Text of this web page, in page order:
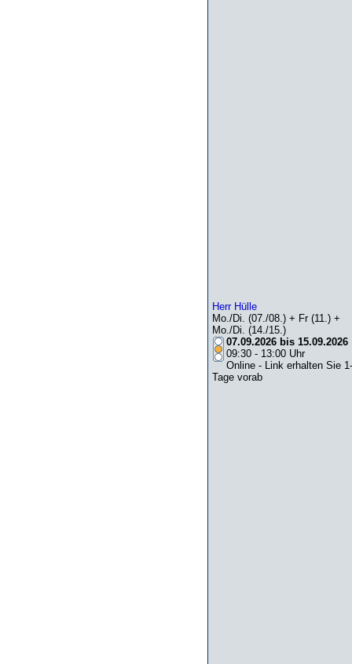
Herr Hülle
Mo./Di. (07./08.) + Fr (11.) +
Mo./Di. (14./15.)
07.09.2026 bis 15.09.2026
09:30 - 13:00 Uhr
Online - Link erhalten Sie
Tage vorab